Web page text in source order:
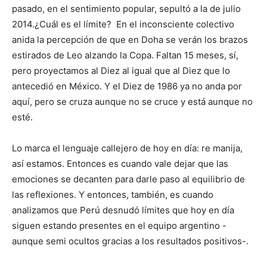
pasado, en el sentimiento popular, sepultó a la de julio
2014.¿Cuál es el límite? En el inconsciente colectivo
anida la percepción de que en Doha se verán los brazos
estirados de Leo alzando la Copa. Faltan 15 meses, sí,
pero proyectamos al Diez al igual que al Diez que lo
antecedió en México. Y el Diez de 1986 ya no anda por
aquí, pero se cruza aunque no se cruce y está aunque no
esté.
Lo marca el lenguaje callejero de hoy en día: re manija,
así estamos. Entonces es cuando vale dejar que las
emociones se decanten para darle paso al equilibrio de
las reflexiones. Y entonces, también, es cuando
analizamos que Perú desnudó límites que hoy en día
siguen estando presentes en el equipo argentino -
aunque semi ocultos gracias a los resultados positivos-.